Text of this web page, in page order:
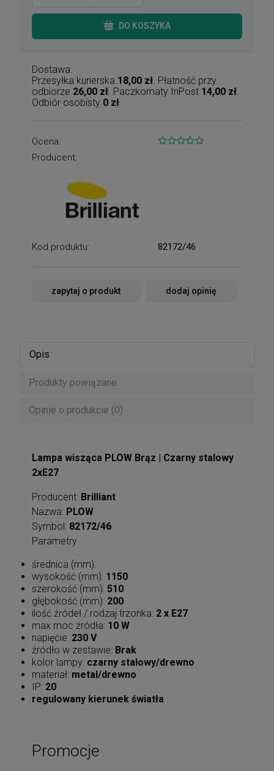
DO KOSZYKA
Dostawa:
Przesyłka kurierska 18,00 zł . Płatność przy
odbiorze 26,00 zł . Paczkomaty InPost 14,00 zł
Odbiór osobisty 0 zł
Ocena:
Producent:
Kod produktu: 82172/46
zapytaj o produkt dodaj opinię
Opis
Produkty powiązane
Opinie o produkcie (0)
Lampa wisząca PLOW Brąz | Czarny stalowy
2xE27
Producent: Brilliant
Nazwa: PLOW
Symbol: 82172/46
Parametry
średnica (mm):
wysokość (mm): 1150
szerokość (mm): 510
głębokość (mm): 200
ilość źródeł / rodzaj trzonka: 2 x E27
max moc źródła: 10 W
napięcie: 230 V
źródło w zestawie: Brak
kolor lampy: czarny stalowy/drewno
materiał: metal/drewno
IP: 20
regulowany kierunek światła
Promocje